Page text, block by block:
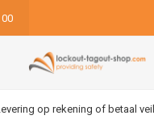
op rekening of betaal